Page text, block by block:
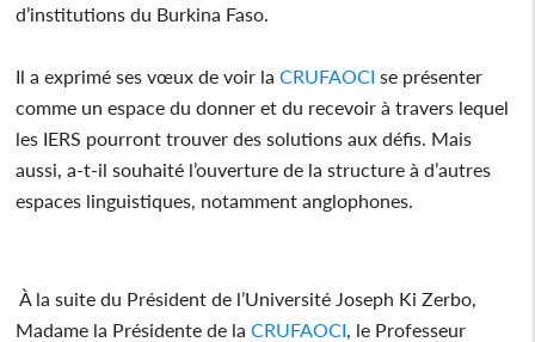
d’institutions du Burkina Faso.
Il a exprimé ses vœux de voir laCRUFAOCI se présenter
comme un espace du donner et du recevoir à travers lequel
les IERS pourront trouver des solutions aux défis. Mais
aussi, a-t-il souhaité l’ouverture de la structure à d’autres
espaces linguistiques, notamment anglophones.
À la suite du Président de l’Université Joseph Ki Zerbo,
Madame la Présidente de laCRUFAOCI , le Professeur